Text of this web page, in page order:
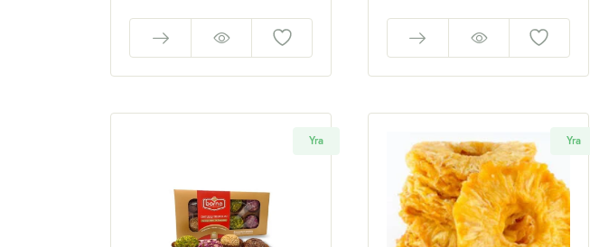
Yra Yra